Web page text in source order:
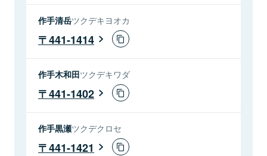
作手清岳ツクデキヨオカ
441-1414
作手木和田ツクデキワダ
441-1402
作手黒瀬ツクデクロセ
441-1421